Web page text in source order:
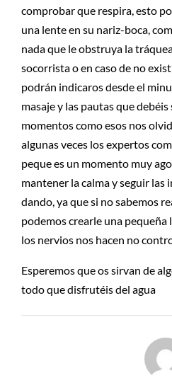
comprobar que respira, esto
una lente en su nariz-boca,
nada que le obstruya la
socorrista o en caso de no
podrán indicaros desde el
masaje y las pautas que debéis
momentos como esos nos
algunas veces los expertos
peque es un momento muy
mantener la calma y seguir las
dando, ya que si no sabemos
podemos crearle una pequeña
los nervios nos hacen no
Esperemos que os sirvan de
todo que disfrutéis del agua